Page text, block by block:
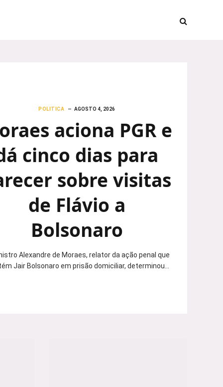
POLITICA AGOSTO 4, 2026
aciona PGR e
cinco dias para
sobre visitas
de Flávio a
Bolsonaro
Alexandre de Moraes, relator da ação penal que
Jair Bolsonaro em prisão domiciliar, determinou…